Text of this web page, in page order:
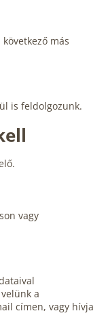
más
is feldolgozunk.
vagy
a
címen, vagy hívja